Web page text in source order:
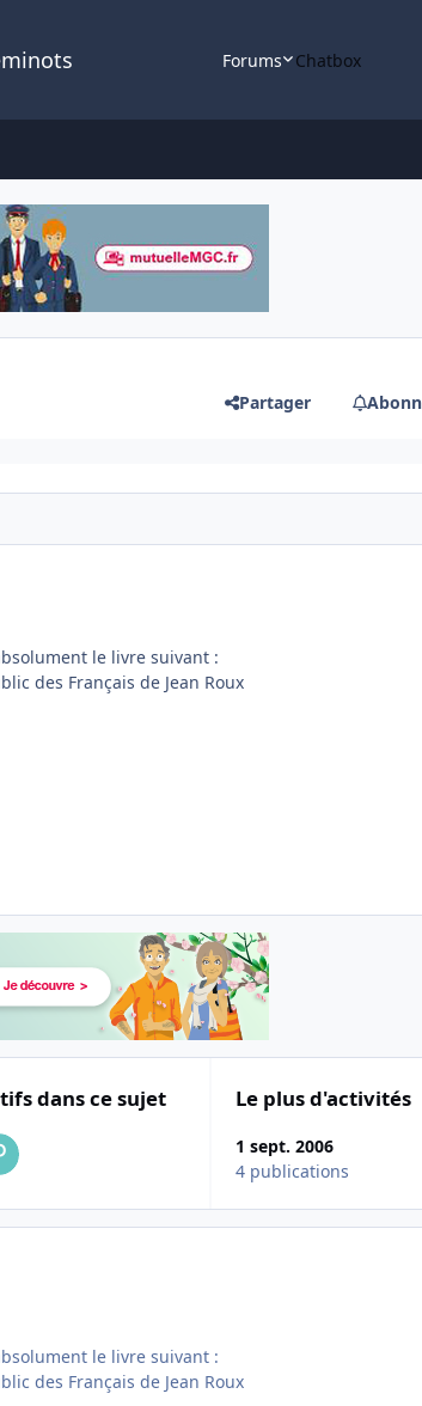
Forums Chatbox
Partager
le livre suivant :
des Français de Jean Roux
dans ce sujet Le plus d'activités
1 sept. 2006
4 publications
le livre suivant :
des Français de Jean Roux